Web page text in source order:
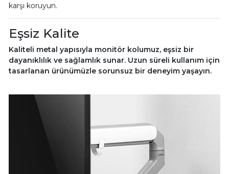
karşı koruyun.
Eşsiz Kalite
Kaliteli metal yapısıyla monitör kolumuz, eşsiz bir
dayanıklılık ve sağlamlık sunar. Uzun süreli kullanım için
tasarlanan ürünümüzle sorunsuz bir deneyim yaşayın.